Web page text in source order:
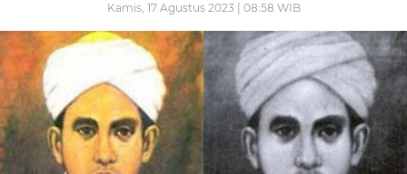
Kamis, 17 Agustus 2023 | 08:58 WIB